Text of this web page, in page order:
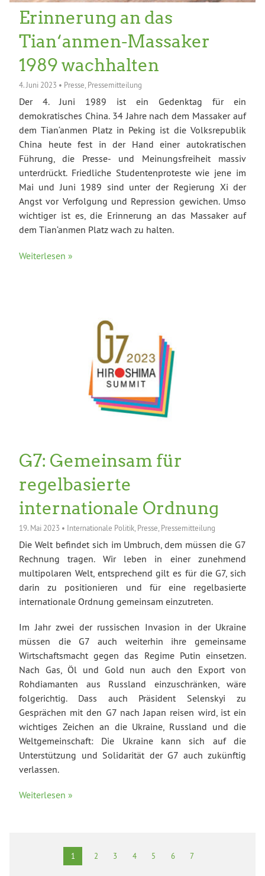
Erinnerung an das
Tian‘anmen-Massaker
1989 wachhalten
4. Juni 2023 • Presse Pressemitteilung
Der 4. Juni 1989 ist ein Gedenktag für ein
demokratisches China. 34 Jahre nach dem Massaker auf
dem Tian‘anmen Platz in Peking ist die Volksrepublik
China heute fest in der Hand einer autokratischen
Führung, die Presse- und Meinungsfreiheit massiv
unterdrückt. Friedliche Studentenproteste wie jene im
Mai und Juni 1989 sind unter der Regierung Xi der
Angst vor Verfolgung und Repression gewichen. Umso
wichtiger ist es, die Erinnerung an das Massaker auf
dem Tian‘anmen Platz wach zu halten.
Weiterlesen »
G7: Gemeinsam für
regelbasierte
internationale Ordnung
19. Mai 2023 • Internationale Politik Presse Pressemitteilung
Die Welt befindet sich im Umbruch, dem müssen die G7
Rechnung tragen. Wir leben in einer zunehmend
multipolaren Welt, entsprechend gilt es für die G7, sich
darin zu positionieren und für eine regelbasierte
internationale Ordnung gemeinsam einzutreten.
Im Jahr zwei der russischen Invasion in der Ukraine
müssen die G7 auch weiterhin ihre gemeinsame
Wirtschaftsmacht gegen das Regime Putin einsetzen.
Nach Gas, Öl und Gold nun auch den Export von
Rohdiamanten aus Russland einzuschränken, wäre
folgerichtig. Dass auch Präsident Selenskyi zu
Gesprächen mit den G7 nach Japan reisen wird, ist ein
wichtiges Zeichen an die Ukraine, Russland und die
Weltgemeinschaft: Die Ukraine kann sich auf die
Unterstützung und Solidarität der G7 auch zukünftig
verlassen.
Weiterlesen »
1 2 3 4 5 6 7